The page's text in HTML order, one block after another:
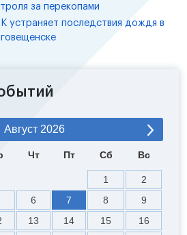
за перекопами
устраняет последствия дождя в
Август 2026
Чт Пт Сб Вс
1
2
6 7 8
9
13 14 15
16